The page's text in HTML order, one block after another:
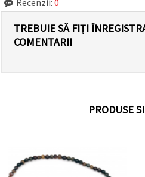
TREBUIE SĂ FIȚI
COMENTARII
PRODUSE